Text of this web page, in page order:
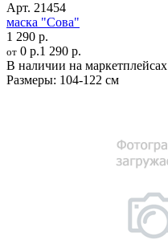
Арт. 21454
маска "Сова"
1 290 р.
от 0 р.1 290 р.
В наличии на маркетплейсах
Размеры: 104-122 см